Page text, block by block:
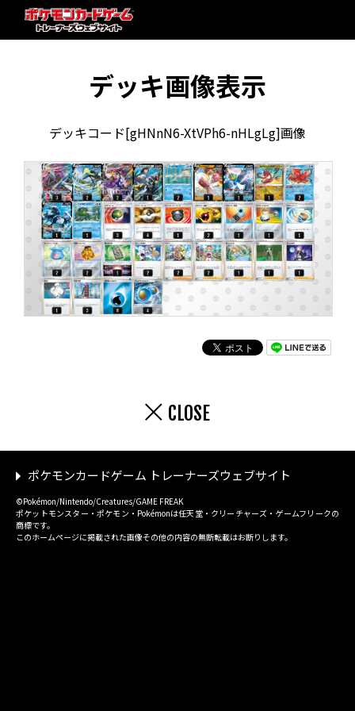
デッキ画像表示
デッキコード[gHNnN6-XtVPh6-nHLgLg]画像
CLOSE
ポケモンカードゲーム トレーナーズウェブサイト
©Pokémon/Nintendo/Creatures/GAME FREAK
ポケットモンスター・ポケモン・Pokémonは任天堂・クリーチャーズ・ゲームフリークの
商標です。
このホームページに掲載された画像その他の内容の無断転載はお断りします。